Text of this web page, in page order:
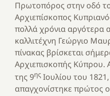
Πρωτοπόρος στην οδό
Αρχιεπίσκοπος
πολλά χρόνια αργότερα
καλλιτέχνη Γεώργιο
πίνακας βρίσκεται
Αρχιεπισκοπής Κύπρου.
της 9ης Ιουλίου του
απαγχονίστηκε πρώτος